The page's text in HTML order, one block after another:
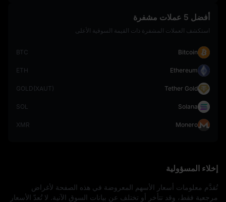
أفضل 5 عملات مشفرة
استكشف العملات المشفرة ذات القيمة السوقية الأعلى
Bitcoin
BTC
Ethereum
ETH
Tether Gold
GOLD(XAUT)
Solana
SOL
Monero
XMR
إخلاء المسؤولية